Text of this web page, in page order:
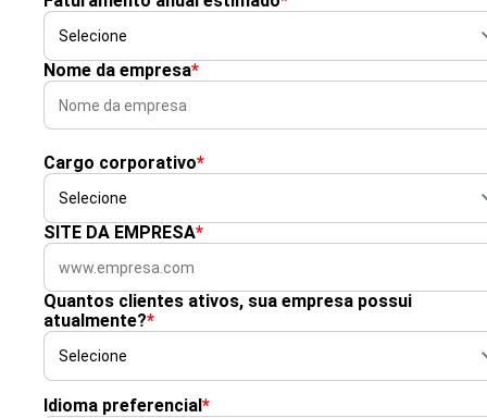
Nome da empresa*
Cargo corporativo*
SITE DA EMPRESA*
Quantos clientes ativos, sua empresa possui
atualmente?*
Idioma preferencial*